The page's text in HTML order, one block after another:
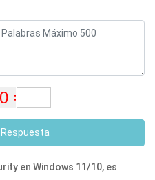
en Windows 11/10, es